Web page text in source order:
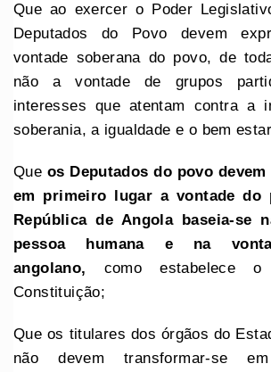
Que ao exercer o Poder
Deputados do Povo devem
vontade soberana do povo, de
não a vontade de grupos
interesses que atentam contra a
soberania, a igualdade e o bem
Que os Deputados do povo
em primeiro lugar a vontade do
República de Angola baseia-se
pessoa humana e na
angolano, como estabelece
Constituição;
Que os titulares dos órgãos do
não devem transformar-se